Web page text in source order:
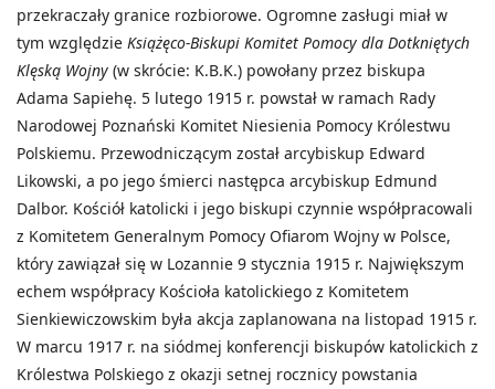
przekraczały granice rozbiorowe. Ogromne zasługi miał w
tym względzie Książęco-Biskupi Komitet Pomocy dla Dotkniętych
Klęską Wojny (w skrócie: K.B.K.) powołany przez biskupa
Adama Sapiehę. 5 lutego 1915 r. powstał w ramach Rady
Narodowej Poznański Komitet Niesienia Pomocy Królestwu
Polskiemu. Przewodniczącym został arcybiskup Edward
Likowski, a po jego śmierci następca arcybiskup Edmund
Dalbor. Kościół katolicki i jego biskupi czynnie współpracowali
z Komitetem Generalnym Pomocy Ofiarom Wojny w Polsce,
który zawiązał się w Lozannie 9 stycznia 1915 r. Największym
echem współpracy Kościoła katolickiego z Komitetem
Sienkiewiczowskim była akcja zaplanowana na listopad 1915 r.
W marcu 1917 r. na siódmej konferencji biskupów katolickich z
Królestwa Polskiego z okazji setnej rocznicy powstania